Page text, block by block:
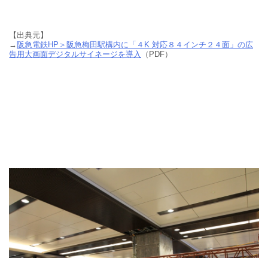
【出典元】
→ 阪急電鉄HP＞ 阪急梅田駅構内に「４K 対応８４インチ２４面」の広
告用大画面デジタルサイネージを導入
（PDF）